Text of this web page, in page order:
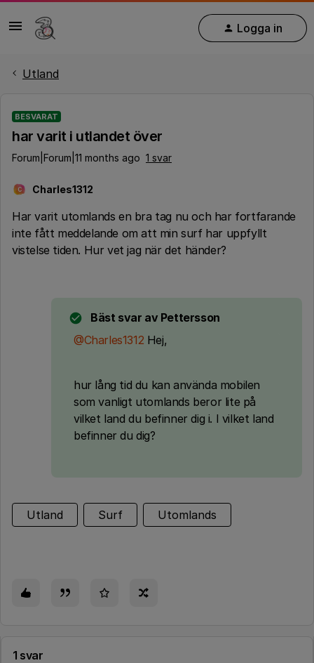
Logga in
Utland
BESVARAT
har varit i utlandet över
Forum|Forum|11 months ago 1 svar
C Charles1312
Har varit utomlands en bra tag nu och har fortfarande
inte fått meddelande om att min surf har uppfyllt
vistelse tiden. Hur vet jag när det händer?
Bäst svar av Pettersson
@Charles1312 Hej,
hur lång tid du kan använda mobilen
som vanligt utomlands beror lite på
vilket land du befinner dig i. I vilket land
befinner du dig?
Utland Surf Utomlands
1 svar